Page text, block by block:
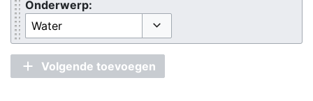
Onderwerp:
Opties omschakelen
Volgende toevoegen